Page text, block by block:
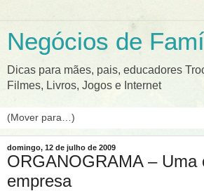
Negócios de
Dicas para mães, pais, educadores
Filmes, Livros, Jogos e Internet
domingo, 12 de julho de 2009
ORGANOGRAMA – Uma
empresa